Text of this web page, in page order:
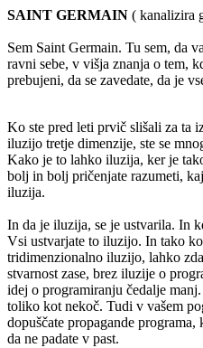
SAINT GERMAIN ( kanalizira
Sem Saint Germain. Tu sem, da
ravni sebe, v višja znanja o tem,
prebujeni, da se zavedate, da je
Ko ste pred leti prvič slišali za ta
iluzijo tretje dimenzije, ste se
Kako je to lahko iluzija, ker je
bolj in bolj pričenjate razumeti,
iluzija.
In da je iluzija, se je ustvarila. In
Vsi ustvarjate to iluzijo. In tako
tridimenzionalno iluzijo, lahko
stvarnost zase, brez iluzije o
idej o programiranju čedalje
toliko kot nekoč. Tudi v vašem
dopuščate propagande
da ne padate v past.